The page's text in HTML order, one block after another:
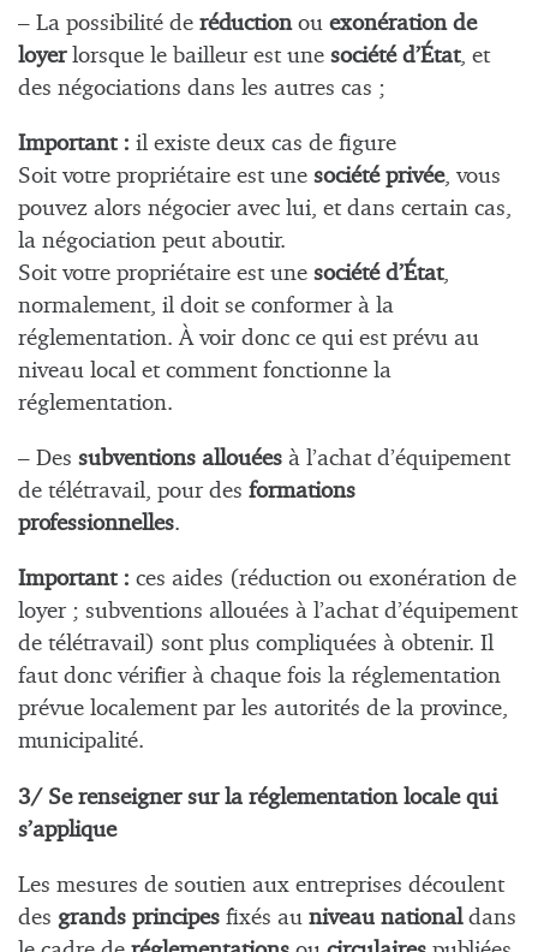
– La possibilité de réductionou exonération de
loyerlorsque le bailleur est une société d’État, et
des négociations dans les autres cas ;
Important : il existe deux cas de figure
Soit votre propriétaire est une société privée, vous
pouvez alors négocier avec lui, et dans certain cas,
la négociation peut aboutir.
Soit votre propriétaire est une société d’État,
normalement, il doit se conformer à la
réglementation. À voir donc ce qui est prévu au
niveau local et comment fonctionne la
réglementation.
– Des subventions allouées à l’achat d’équipement
de télétravail, pour des formations
professionnelles.
Important : ces aides (réduction ou exonération de
loyer ; subventions allouées à l’achat d’équipement
de télétravail) sont plus compliquées à obtenir. Il
faut donc vérifier à chaque fois la réglementation
prévue localement par les autorités de la province,
municipalité.
3/ Se renseigner sur la réglementation locale qui
s’applique
Les mesures de soutien aux entreprises découlent
des grands principes fixés au niveau nationaldans